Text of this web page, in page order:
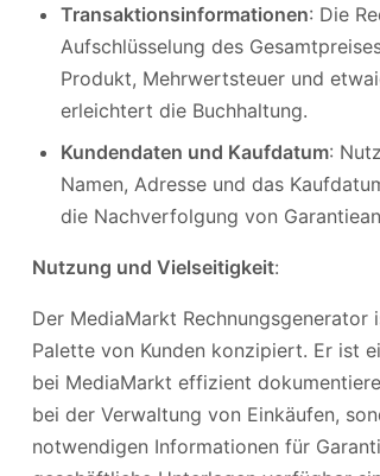
Transaktionsinformationen: Die
Aufschlüsselung des
Produkt, Mehrwertsteuer und
erleichtert die Buchhaltung.
Kundendaten und Kaufdatum:
Namen, Adresse und das
die Nachverfolgung von
Nutzung und Vielseitigkeit:
Der MediaMarkt
Palette von Kunden konzipiert. Er ist
bei MediaMarkt effizient
bei der Verwaltung von Einkäufen,
notwendigen Informationen für